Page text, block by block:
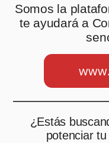
Somos la
te ayudará a
¿Estás
potenciar